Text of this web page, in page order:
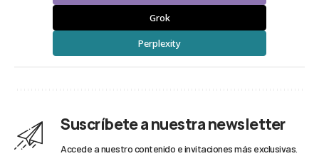
Grok
Perplexity
Suscríbete a nuestra newsletter
Accede a nuestro contenido e invitaciones más exclusivas.